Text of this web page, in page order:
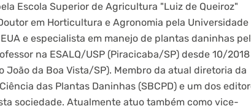
Escola Superior de Agricultura "Luiz de Queiroz"
em Horticultura e Agronomia pela Universidade
e especialista em manejo de plantas daninhas
na ESALQ/USP (Piracicaba/SP) desde 10/
João da Boa Vista/SP). Membro da atual diretoria da
das Plantas Daninhas (SBCPD) e um dos
sociedade. Atualmente atuo também como vice-